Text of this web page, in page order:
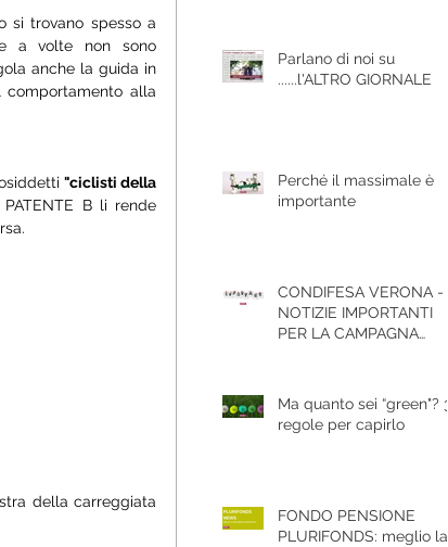
a volte non sono
anche la guida in
alla
"ciclisti della
B li rende
della carreggiata
Parlano di noi su
......l'ALTRO GIORNALE
Perché il massimale è
importante
CONDIFESA VERONA -
NOTIZIE IMPORTANTI
PER LA CAMPAGNA
Ma quanto sei “green"? 3
regole per capirlo
FONDO PENSIONE
PLURIFONDS: meglio la